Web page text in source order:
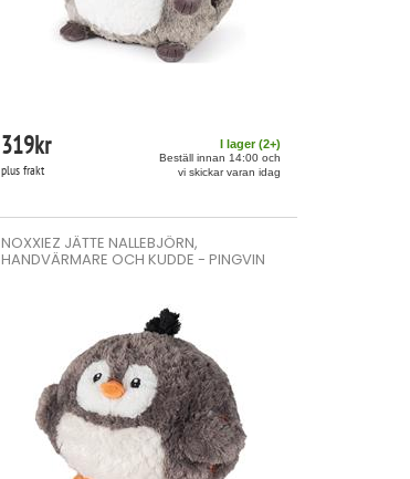
319kr
plus frakt
I lager (2+)
Beställ innan 14:00 och
vi skickar varan idag
NOXXIEZ JÄTTE NALLEBJÖRN,
HANDVÄRMARE OCH KUDDE - PINGVIN